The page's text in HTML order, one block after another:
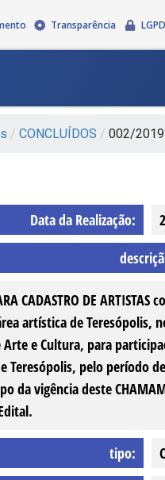
Transparência
/ CONCLUÍDOS / 002/2019
Data da Realização:
CADASTRO DE
artística de Teresópolis,
Arte e Cultura, para
Teresópolis, pelo período
da vigência deste
tipo: